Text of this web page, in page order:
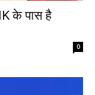
के पास है
0